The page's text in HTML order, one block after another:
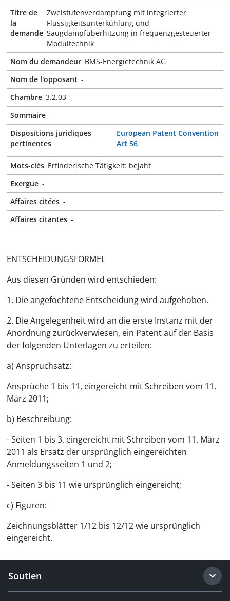
Titre de
la
demande
Zweistufenverdampfung mit integrierter
Flüssigkeitsunterkühlung und
Saugdampfüberhitzung in frequenzgesteuerter
Modultechnik
Nom du demandeur BMS-Energietechnik AG
Nom de l'opposant -
Chambre 3.2.03
Sommaire -
Dispositions juridiques
pertinentes
European Patent Convention
Art 56
Mots-clés Erfinderische Tätigkeit: bejaht
Exergue -
Affaires citées -
Affaires citantes -
ENTSCHEIDUNGSFORMEL
Aus diesen Gründen wird entschieden:
1. Die angefochtene Entscheidung wird aufgehoben.
2. Die Angelegenheit wird an die erste Instanz mit der
Anordnung zurückverwiesen, ein Patent auf der Basis
der folgenden Unterlagen zu erteilen:
a) Anspruchsatz:
Ansprüche 1 bis 11, eingereicht mit Schreiben vom 11.
März 2011;
b) Beschreibung:
- Seiten 1 bis 3, eingereicht mit Schreiben vom 11. März
2011 als Ersatz der ursprünglich eingereichten
Anmeldungsseiten 1 und 2;
- Seiten 3 bis 11 wie ursprünglich eingereicht;
c) Figuren:
Zeichnungsblätter 1/12 bis 12/12 wie ursprünglich
eingereicht.
Soutien